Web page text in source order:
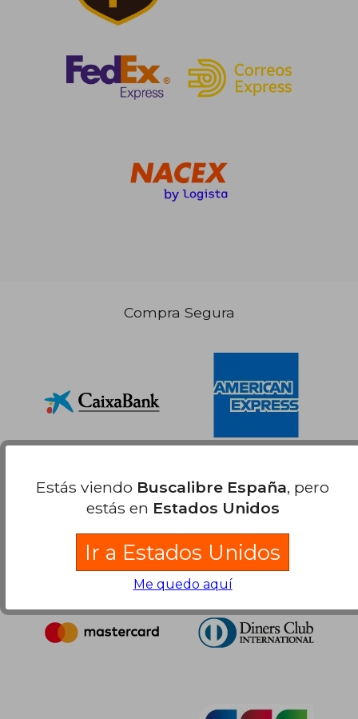
Compra Segura
Estás viendo Buscalibre España, pero
estás en Estados Unidos
Ir a Estados Unidos
Me quedo aquí